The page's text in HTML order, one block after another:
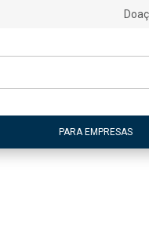
PARA EMPRESAS